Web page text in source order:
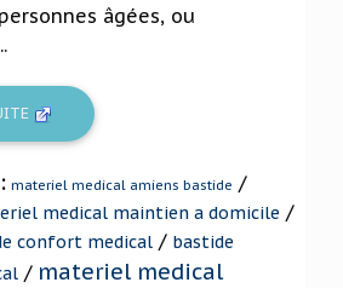
âgées, ou
materiel medical amiens bastide /
medical maintien a domicile /
confort medical / bastide
/ materiel medical